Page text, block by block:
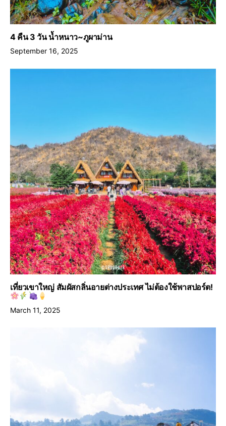
4 คืน 3 วัน น้ำหนาว~ภูผาม่าน
September 16, 2025
เที่ยวเขาใหญ่ สัมผัสกลิ่นอายต่างประเทศ ไม่ต้องใช้พาสปอร์ต!
March 11, 2025